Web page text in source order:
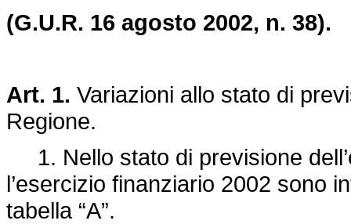
(G.U.R. 16 agosto 2002, n. 38).
Art. 1. Variazioni allo stato di
Regione.
1. Nello stato di previsione
l’esercizio finanziario 2002 sono
tabella “A”.